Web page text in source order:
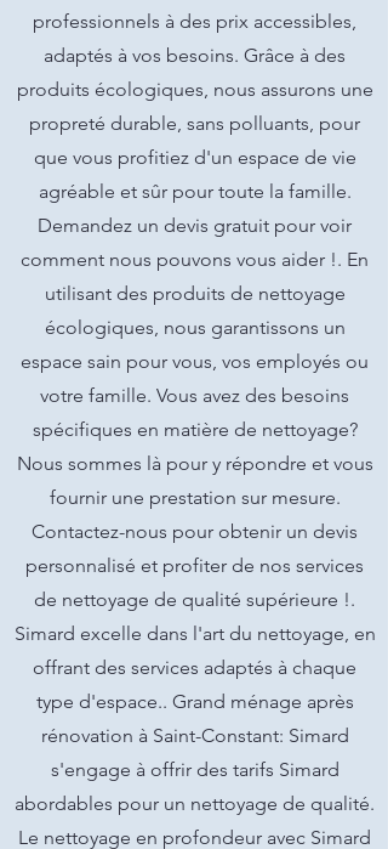
professionnels à des prix accessibles,
adaptés à vos besoins. Grâce à des
produits écologiques, nous assurons une
propreté durable, sans polluants, pour
que vous profitiez d'un espace de vie
agréable et sûr pour toute la famille.
Demandez un devis gratuit pour voir
comment nous pouvons vous aider !. En
utilisant des produits de nettoyage
écologiques, nous garantissons un
espace sain pour vous, vos employés ou
votre famille. Vous avez des besoins
spécifiques en matière de nettoyage?
Nous sommes là pour y répondre et vous
fournir une prestation sur mesure.
Contactez-nous pour obtenir un devis
personnalisé et profiter de nos services
de nettoyage de qualité supérieure !.
Simard excelle dans l'art du nettoyage, en
offrant des services adaptés à chaque
type d'espace.. Grand ménage après
rénovation à Saint-Constant: Simard
s'engage à offrir des tarifs Simard
abordables pour un nettoyage de qualité.
Le nettoyage en profondeur avec Simard